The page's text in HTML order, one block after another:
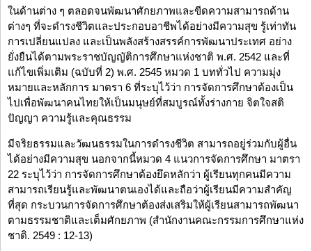
ในด้านต่าง ๆ ตลอดจนพัฒนาศักยภาพและขีดความสามารถด้าน
ต่างๆ ที่จะดำรงชีวิตและประกอบอาชีพได้อย่างมีความสุข รู้เท่าทัน
การเปลี่ยนแปลง และเป็นพลังสร้างสรรค์การพัฒนาประเทศ อย่าง
ยั่งยืนได้ตามพระราชบัญญัติการศึกษาแห่งชาติ พ.ศ. 2542 และที่
แก้ไขเพิ่มเติม (ฉบับที่ 2) พ.ศ. 2545 หมวด 1 บททั่วไป ความมุ่ง
หมายและหลักการ มาตรา 6 ที่ระบุไว้ว่า การจัดการศึกษาต้องเป็น
ไปเพื่อพัฒนาคนไทยให้เป็นมนุษย์ที่สมบูรณ์ทั้งร่างกาย จิตใจสติ
ปัญญา ความรู้และคุณธรรม
มีจริยธรรมและวัฒนธรรมในการดำรงชีวิต สามารถอยู่ร่วมกับผู้อื่น
ได้อย่างมีความสุข นอกจากนี้หมวด 4 แนวการจัดการศึกษา มาตรา
22 ระบุไว้ว่า การจัดการศึกษาต้องยึดหลักว่า ผู้เรียนทุกคนมีความ
สามารถเรียนรู้และพัฒนาตนเองได้และถือว่าผู้เรียนมีความสำคัญ
ที่สุด กระบวนการจัดการศึกษาต้องส่งเสริมให้ผู้เรียนสามารถพัฒนา
ตามธรรมชาติและเต็มศักยภาพ (สำนักงานคณะกรรมการศึกษาแห่ง
ชาติ. 2549 : 12-13)